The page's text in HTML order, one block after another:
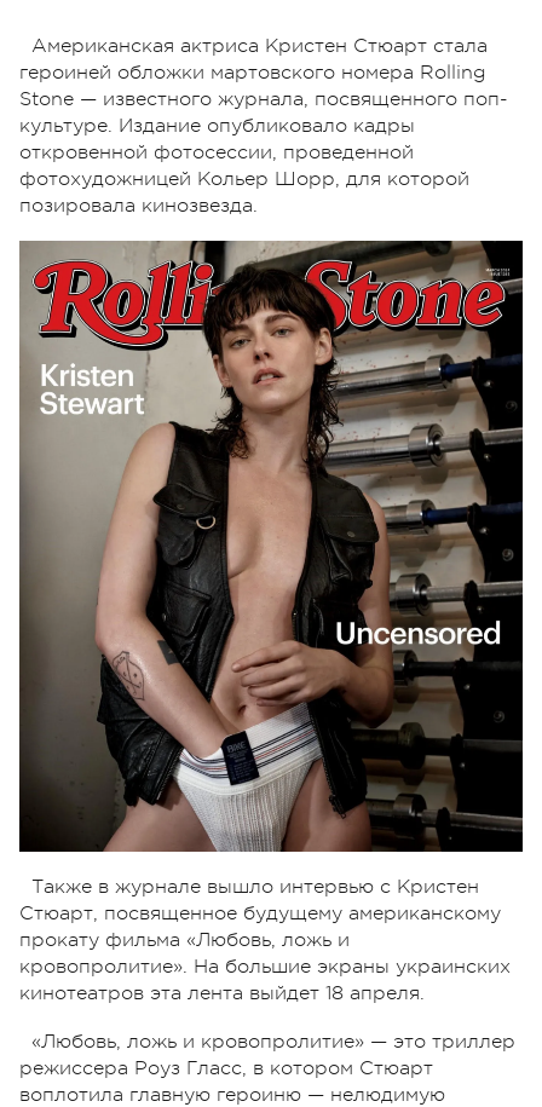
Американская актриса Кристен Стюарт стала
героиней обложки мартовского номера Rolling
Stone — известного журнала, посвященного поп-
культуре. Издание опубликовало кадры
откровенной фотосессии, проведенной
фотохудожницей Кольер Шорр, для которой
позировала кинозвезда.
Также в журнале вышло интервью с Кристен
Стюарт, посвященное будущему американскому
прокату фильма «Любовь, ложь и
кровопролитие». На большие экраны украинских
кинотеатров эта лента выйдет 18 апреля.
«Любовь, ложь и кровопролитие» — это триллер
режиссера Роуз Гласс, в котором Стюарт
воплотила главную героиню — нелюдимую